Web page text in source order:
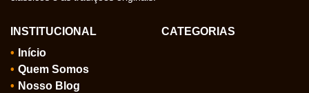
INSTITUCIONAL
Início
Quem Somos
Nosso Blog
CATEGORIAS